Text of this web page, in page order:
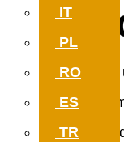
IT
PL
RO
ES
TR
você?
Deixe